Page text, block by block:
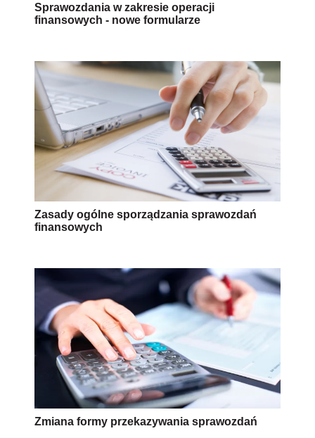
Sprawozdania w zakresie operacji
finansowych - nowe formularze
Zasady ogólne sporządzania sprawozdań
finansowych
Zmiana formy przekazywania sprawozdań